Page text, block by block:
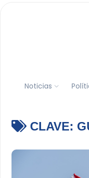
Noticias
CLAVE: